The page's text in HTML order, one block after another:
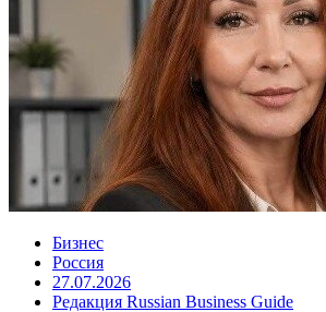
Бизнес
Россия
27.07.2026
Редакция Russian Business Guide